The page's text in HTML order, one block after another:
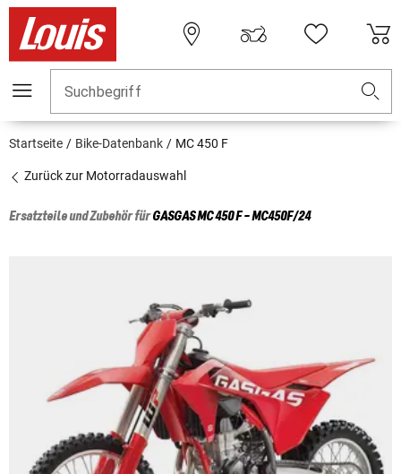
Suchbegriff
Startseite Bike-Datenbank MC 450 F
Zurück zur Motorradauswahl
Ersatzteile und Zubehör fürGASGASMC 450 F - MC450F/24